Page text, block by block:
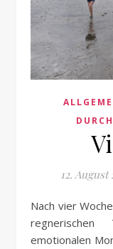
12. August
Nach vier Wochen, drei Durchgängen, heißen Tagen,
emotionalen